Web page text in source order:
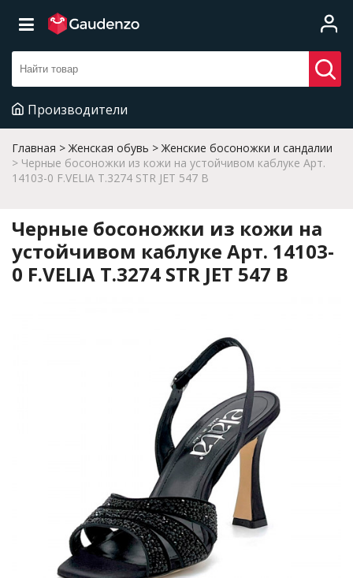
Производители
Главная Женская обувь
Женские босоножки и сандалии
Черные босоножки из кожи на устойчивом каблуке Арт.
14103-0 F.VELIA T.3274 STR JET 547 B
Черные босоножки из кожи на
устойчивом каблуке Арт. 14103-
0 F.VELIA T.3274 STR JET 547 B